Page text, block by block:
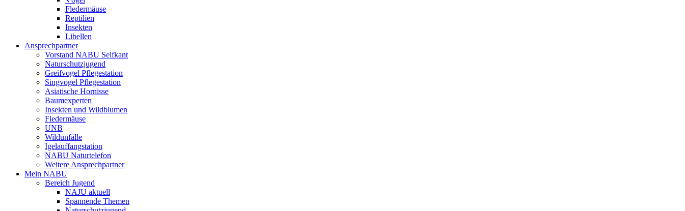
Fledermäuse
Reptilien
Insekten
Libellen
Ansprechpartner
Vorstand NABU Selfkant
Naturschutzjugend
Greifvogel Pflegestation
Singvogel Pflegestation
Asiatische Hornisse
Baumexperten
Insekten und Wildblumen
Fledermäuse
UNB
Wildunfälle
Igelauffangstation
NABU Naturtelefon
Weitere Ansprechpartner
Mein NABU
Bereich Jugend
NAJU aktuell
Spannende Themen